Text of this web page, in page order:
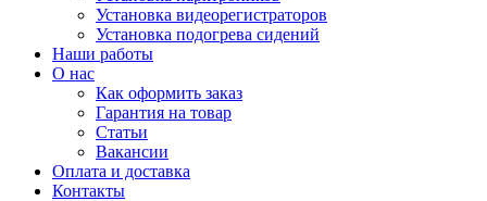
Установка видеорегистраторов
Установка подогрева сидений
Наши работы
О нас
Как оформить заказ
Гарантия на товар
Статьи
Вакансии
Оплата и доставка
Контакты